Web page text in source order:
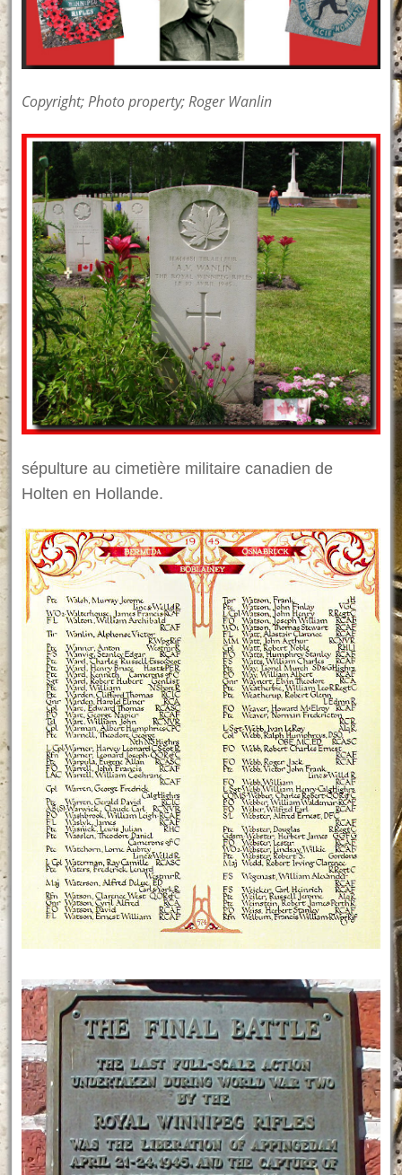
Copyright; Photo property; Roger Wanlin
sépulture au cimetière militaire canadien de
Holten en Hollande.